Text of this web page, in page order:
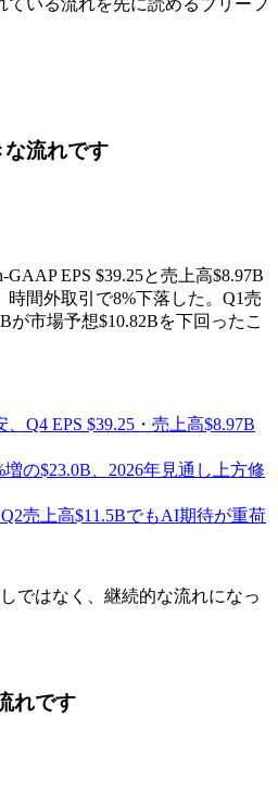
いる流れを先に読めるブリーフ
流れです
GAAP EPS $39.25と売上高$8.97B
間外取引で8%下落した。Q1売
が市場予想$10.82Bを下回ったこ
、Q4 EPS $39.25・売上高$8.97B
の$23.0B、2026年見通し上方修
売上高$11.5BでもAI期待が重荷
ではなく、継続的な流れになっ
れです